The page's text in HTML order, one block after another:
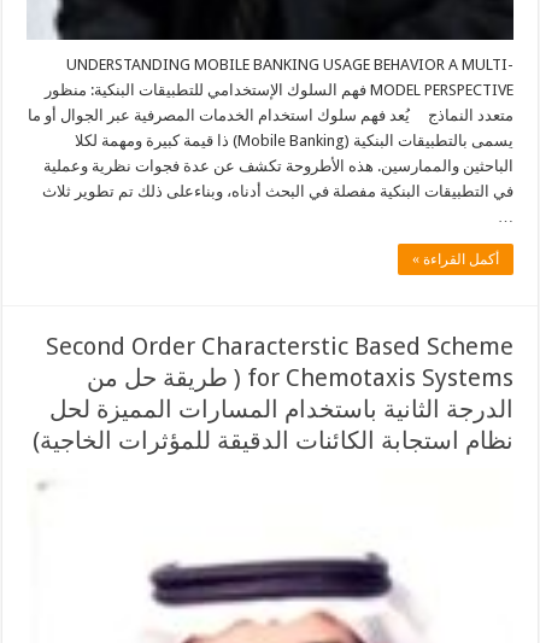
UNDERSTANDING MOBILE BANKING USAGE BEHAVIOR A MULTI-
MODEL PERSPECTIVE فهم السلوك الإستخدامي للتطبيقات البنكية: منظور
متعدد النماذج يُعد فهم سلوك استخدام الخدمات المصرفية عبر الجوال أو ما
يسمى بالتطبيقات البنكية (Mobile Banking) ذا قيمة كبيرة ومهمة لكلا
الباحثين والممارسين. هذه الأطروحة تكشف عن عدة فجوات نظرية وعملية
في التطبيقات البنكية مفصلة في البحث أدناه، وبناءعلى ذلك تم تطوير ثلاث
أكمل القراءة »
Second Order Characterstic Based Scheme
for Chemotaxis Systems ( طريقة حل من
الدرجة الثانية باستخدام المسارات المميزة لحل
نظام استجابة الكائنات الدقيقة للمؤثرات الخاجية)